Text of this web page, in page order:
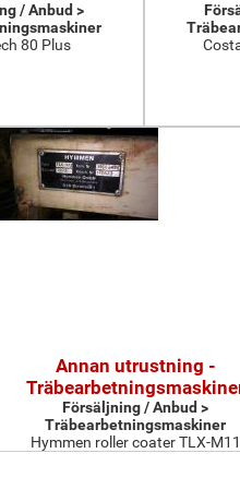
/ Anbud >
80 Plus
Annan utrustning -
Försäljning / Anbud >
Träbearbetningsmaskiner
Hymmen roller coater TLX-M11